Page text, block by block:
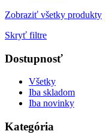
Zobraziť všetky produkty
Skryť filtre
Dostupnosť
Všetky
Iba skladom
Iba novinky
Kategória